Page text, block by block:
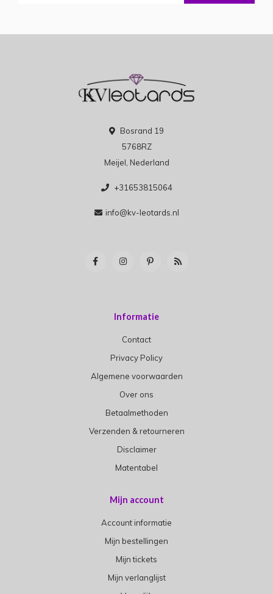
Bosrand 19
5768RZ
Meijel, Nederland
+31653815064
info@kv-leotards.nl
Informatie
Contact
Privacy Policy
Algemene voorwaarden
Over ons
Betaalmethoden
Verzenden & retourneren
Disclaimer
Matentabel
Mijn account
Account informatie
Mijn bestellingen
Mijn tickets
Mijn verlanglijst